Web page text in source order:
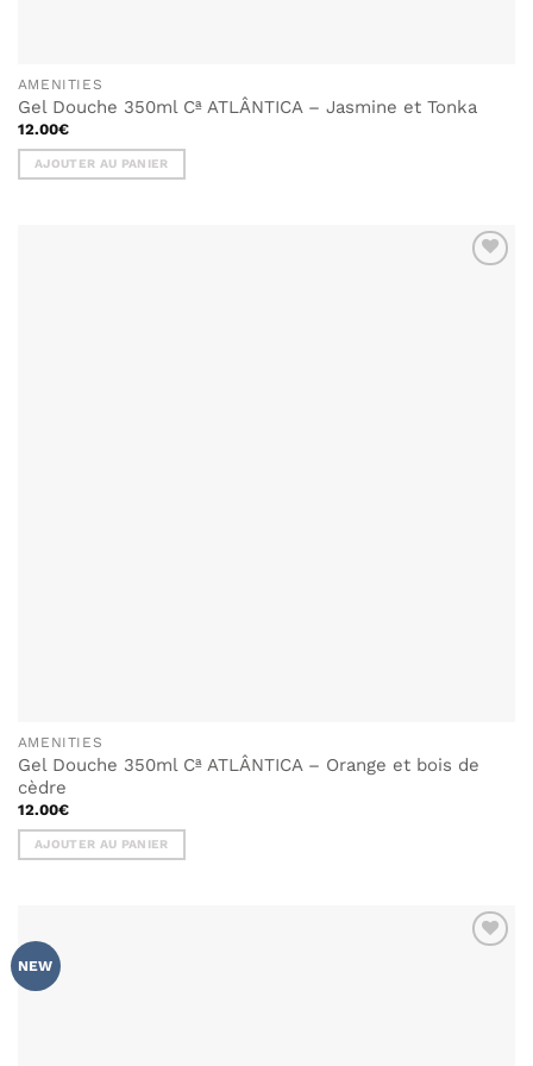
AMENITIES
Gel Douche 350ml Cª ATLÂNTICA – Jasmine et Tonka
12.00€
AJOUTER AU PANIER
AMENITIES
Gel Douche 350ml Cª ATLÂNTICA – Orange et bois de
cèdre
12.00€
AJOUTER AU PANIER
NEW